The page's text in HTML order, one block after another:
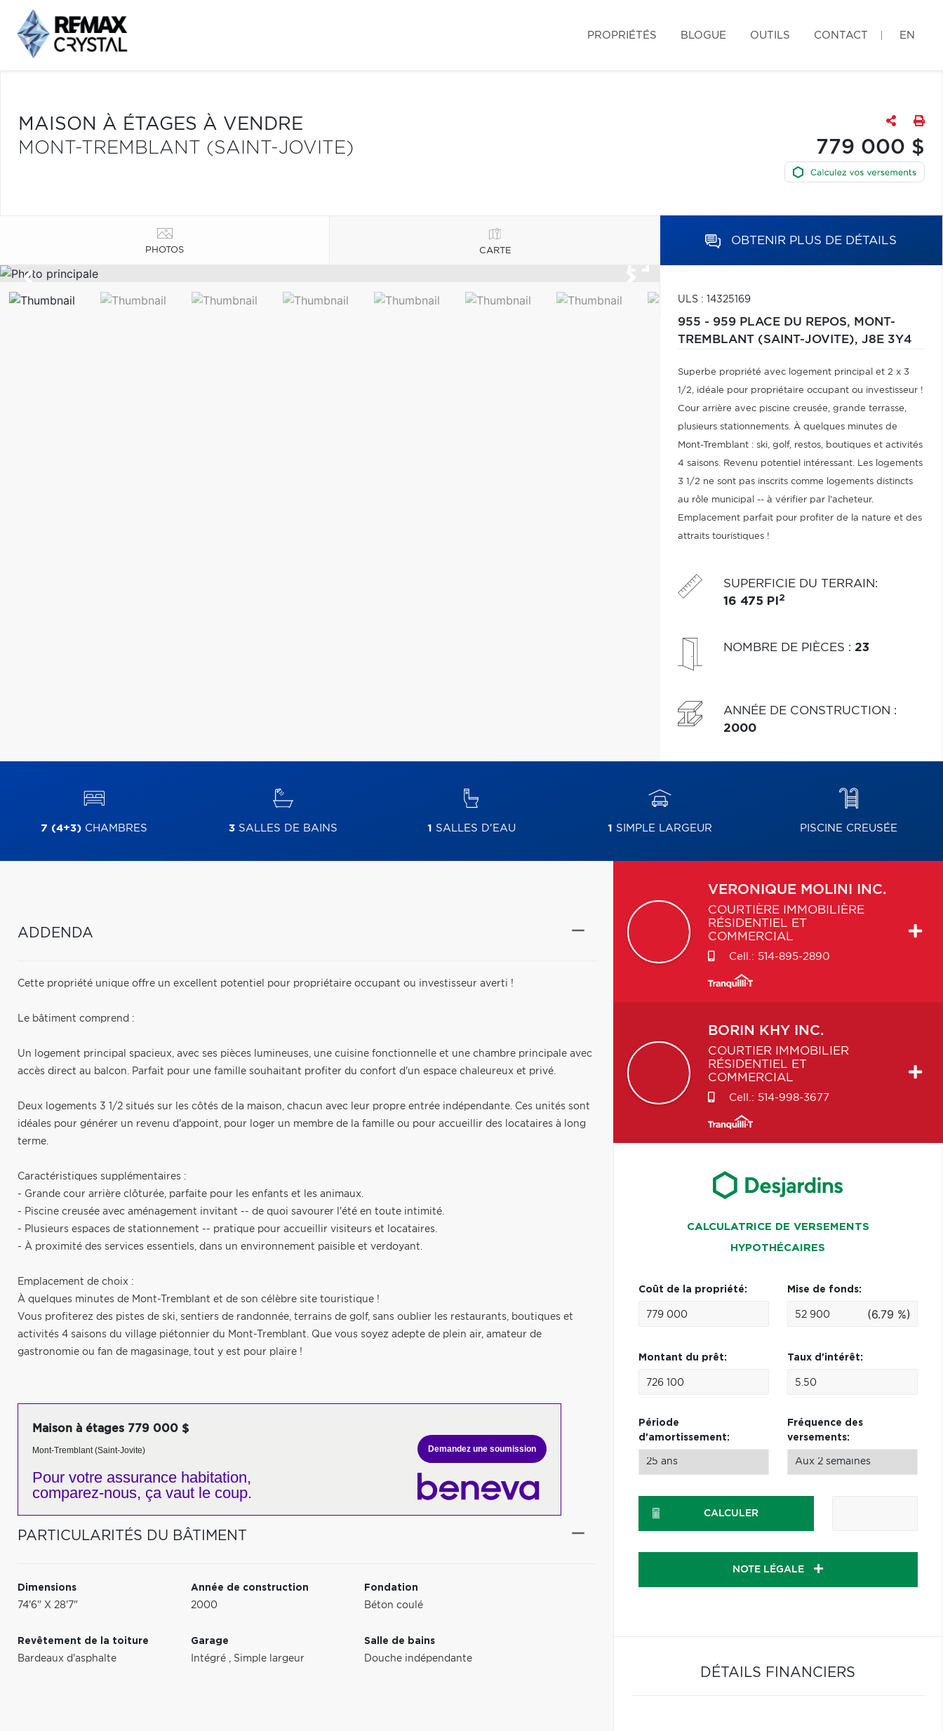
PROPRIÉTÉS BLOGUE OUTILS CONTACT EN
MAISON À ÉTAGES À VENDRE
MONT-TREMBLANT (SAINT-JOVITE)
779 000 $
PHOTOS CARTE
OBTENIR PLUS DE DÉTAILS
ULS : 14325169
955 - 959 PLACE DU REPOS, MONT-
TREMBLANT (SAINT-JOVITE), J8E 3Y4
Superbe propriété avec logement principal et 2 x 3
1/2, idéale pour propriétaire occupant ou investisseur !
Cour arrière avec piscine creusée, grande terrasse,
plusieurs stationnements. À quelques minutes de
Mont-Tremblant : ski, golf, restos, boutiques et activités
4 saisons. Revenu potentiel intéressant. Les logements
3 1/2 ne sont pas inscrits comme logements distincts
au rôle municipal -- à vérifier par l'acheteur.
Emplacement parfait pour profiter de la nature et des
attraits touristiques !
SUPERFICIE DU TERRAIN:
16 475 PI 2
NOMBRE DE PIÈCES : 23
ANNÉE DE CONSTRUCTION :
2000
7 (4+3) CHAMBRES 3SALLES DE BAINS 1 SALLES D'EAU 1 SIMPLE LARGEUR PISCINE CREUSÉE
ADDENDA
Cette propriété unique offre un excellent potentiel pour propriétaire occupant ou investisseur averti !
Le bâtiment comprend :
Un logement principal spacieux, avec ses pièces lumineuses, une cuisine fonctionnelle et une chambre principale avec
accès direct au balcon. Parfait pour une famille souhaitant profiter du confort d'un espace chaleureux et privé.
Deux logements 3 1/2 situés sur les côtés de la maison, chacun avec leur propre entrée indépendante. Ces unités sont
idéales pour générer un revenu d'appoint, pour loger un membre de la famille ou pour accueillir des locataires à long
terme.
Caractéristiques supplémentaires :
- Grande cour arrière clôturée, parfaite pour les enfants et les animaux.
- Piscine creusée avec aménagement invitant -- de quoi savourer l'été en toute intimité.
- Plusieurs espaces de stationnement -- pratique pour accueillir visiteurs et locataires.
- À proximité des services essentiels, dans un environnement paisible et verdoyant.
Emplacement de choix :
À quelques minutes de Mont-Tremblant et de son célèbre site touristique !
Vous profiterez des pistes de ski, sentiers de randonnée, terrains de golf, sans oublier les restaurants, boutiques et
activités 4 saisons du village piétonnier du Mont-Tremblant. Que vous soyez adepte de plein air, amateur de
gastronomie ou fan de magasinage, tout y est pour plaire !
Maison à étages 779 000 $
Mont-Tremblant (Saint-Jovite)
Pour votre assurance habitation,
comparez-nous, ça vaut le coup.
Demandez une soumission
PARTICULARITÉS DU BÂTIMENT
Dimensions
74'6" X 28'7"
Année de construction
2000
Fondation
Béton coulé
Revêtement de la toiture
Bardeaux d'asphalte
Garage
Intégré , Simple largeur
Salle de bains
Douche indépendante
VERONIQUE MOLINI INC.
COURTIÈRE IMMOBILIÈRE
RÉSIDENTIEL ET
COMMERCIAL
Cell.: 514-895-2890
BORIN KHY INC.
COURTIER IMMOBILIER
RÉSIDENTIEL ET
COMMERCIAL
Cell.: 514-998-3677
CALCULATRICE DE VERSEMENTS
HYPOTHÉCAIRES
Coût de la propriété: Mise de fonds:
(6.79 %)
Montant du prêt: Taux d'intérêt:
Période
d'amortissement:
Fréquence des
versements:
CALCULER
NOTE LÉGALE
DÉTAILS FINANCIERS